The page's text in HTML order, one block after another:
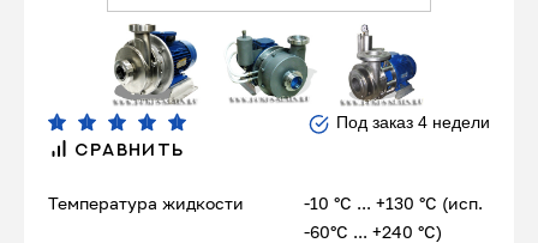
Под заказ 4 недели
СРАВНИТЬ
Температура жидкости
-10 °С ... +130 °С (исп.
-60°С ... +240 °С)